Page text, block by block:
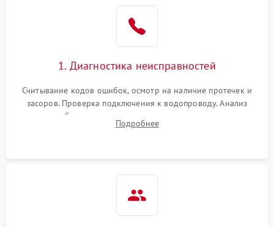
1. Диагностика неисправностей
Считывание кодов ошибок, осмотр на наличие протечек и
засоров. Проверка подключения к водопроводу. Анализ
жалоб на отсутствие слива, нагрева, вращения
разбрызгивателей или срабатывание системы защиты
Подробнее